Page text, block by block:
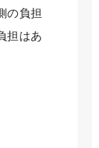
の負担
担はあ